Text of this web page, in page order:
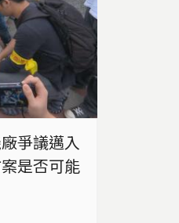
爭議邁入
是否可能